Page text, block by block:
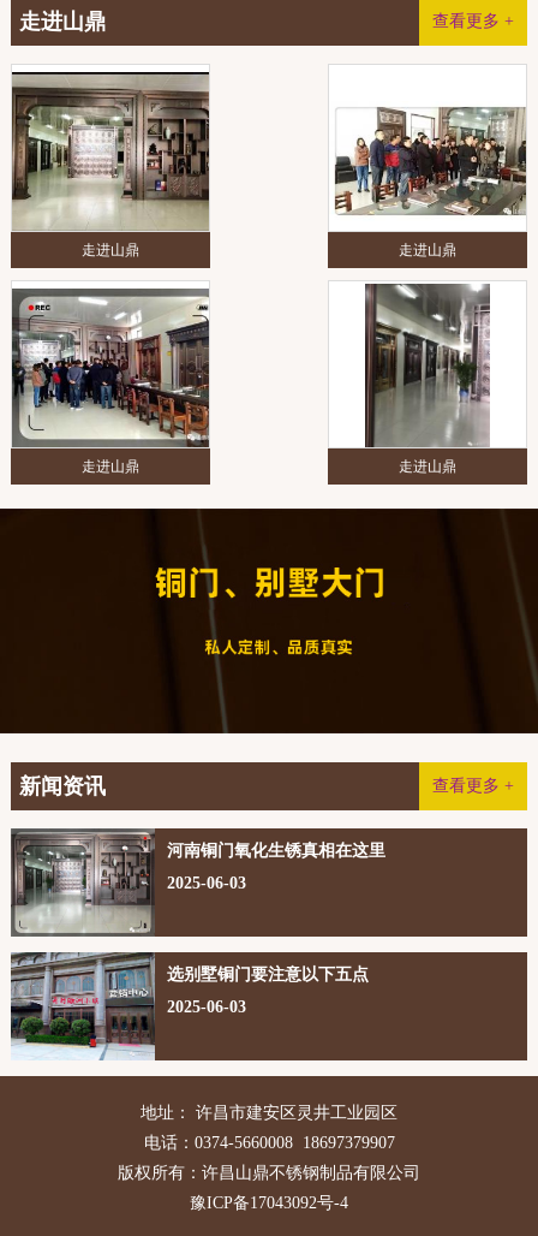
查看更多 +
走进山鼎
走进山鼎 走进山鼎
走进山鼎 走进山鼎
查看更多 +
新闻资讯
河南铜门氧化生锈真相在这里
2025-06-03
选别墅铜门要注意以下五点
2025-06-03
地址： 许昌市建安区灵井工业园区
电话：0374-5660008 18697379907
版权所有：许昌山鼎不锈钢制品有限公司
豫ICP备17043092号-4